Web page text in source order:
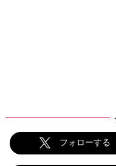
フォローする